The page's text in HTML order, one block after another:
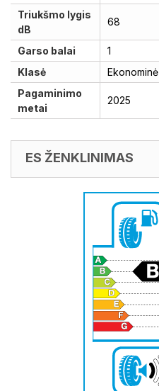
Triukšmo lygis
dB
68
Garso balai
1
Klasė
Ekonominė
Pagaminimo
metai
2025
ES ŽENKLINIMAS